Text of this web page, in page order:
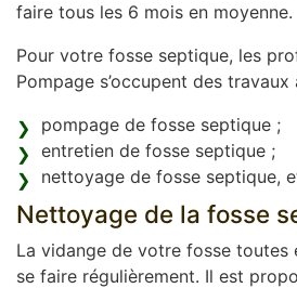
faire tous les 6 mois en moyenne.
Pour votre fosse septique, les
Pompage s’occupent des travaux
pompage de fosse septique ;
entretien de fosse septique ;
nettoyage de fosse septique,
Nettoyage de la fosse
La vidange de votre fosse toutes
se faire régulièrement. Il est